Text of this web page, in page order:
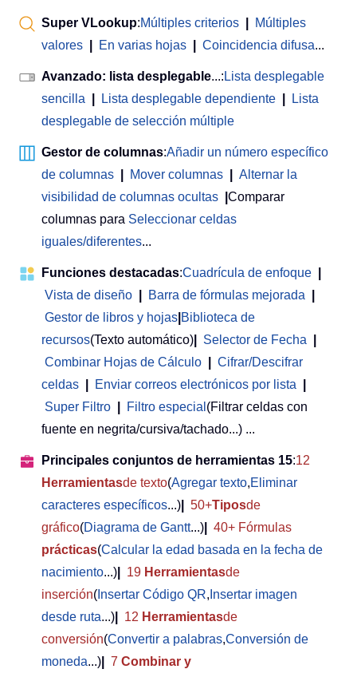
Super VLookup:Múltiples criterios
Múltiples
valores
En varias hojas Coincidencia difusa...
Avanzado: lista desplegable...: Lista desplegable
sencilla
Lista desplegable dependiente
Lista
desplegable de selección múltiple
Gestor de columnas:Añadir un número específico
de columnas
Mover columnas
Alternar la
visibilidad de columnas ocultas
Comparar
columnas para Seleccionar celdas
iguales/diferentes...
Funciones destacadas:Cuadrícula de enfoque
Vista de diseño
Barra de fórmulas mejorada
Gestor de libros y hojas Biblioteca de
recursos(Texto automático) Selector de Fecha
Combinar Hojas de Cálculo
Cifrar/Descifrar
celdas
Enviar correos electrónicos por lista
Super Filtro
Filtro especial (Filtrar celdas con
fuente en negrita/cursiva/tachado...) ...
Principales conjuntos de herramientas 15:12
Herramientasde texto(Agregar texto,Eliminar
caracteres específicos...) 50+Tiposde
gráfico(Diagrama de Gantt...)
40+ Fórmulas
prácticas(Calcular la edad basada en la fecha de
nacimiento...) 19 Herramientasde
inserción( Insertar Código QR, Insertar imagen
desde ruta...) 12 Herramientasde
conversión(Convertir a palabras,Conversión de
moneda...) 7 Combinar y